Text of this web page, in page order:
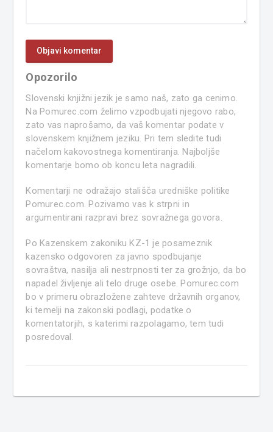
Opozorilo
Slovenski knjižni jezik je samo naš, zato ga cenimo.
Na Pomurec.com želimo vzpodbujati njegovo rabo,
zato vas naprošamo, da vaš komentar podate v
slovenskem knjižnem jeziku. Pri tem sledite tudi
načelom kakovostnega komentiranja. Najboljše
komentarje bomo ob koncu leta nagradili.
Komentarji ne odražajo stališča uredniške politike
Pomurec.com. Pozivamo vas k strpni in
argumentirani razpravi brez sovražnega govora.
Po Kazenskem zakoniku KZ-1 je posameznik
kazensko odgovoren za javno spodbujanje
sovraštva, nasilja ali nestrpnosti ter za grožnjo, da bo
napadel življenje ali telo druge osebe. Pomurec.com
bo v primeru obrazložene zahteve državnih organov,
ki temelji na zakonski podlagi, podatke o
komentatorjih, s katerimi razpolagamo, tem tudi
posredoval.